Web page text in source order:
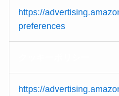
https://
preferences
https://